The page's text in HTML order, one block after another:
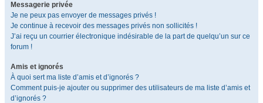
Messagerie privée
Je ne peux pas envoyer de messages privés !
Je continue à recevoir des messages privés non sollicités !
J’ai reçu un courrier électronique indésirable de la part de quelqu’un sur ce
forum !
Amis et ignorés
À quoi sert ma liste d’amis et d’ignorés ?
Comment puis-je ajouter ou supprimer des utilisateurs de ma liste d’amis et
d’ignorés ?